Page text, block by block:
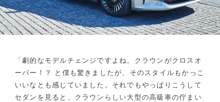
「劇的なモデルチェンジですよね。クラウンがクロスオ
ーバー！？ と僕も驚きましたが、そのスタイルもかっこ
いいなとも感じていました。それでもやっぱりこうして
セダンを見ると、クラウンらしい大型の高級車の佇まい